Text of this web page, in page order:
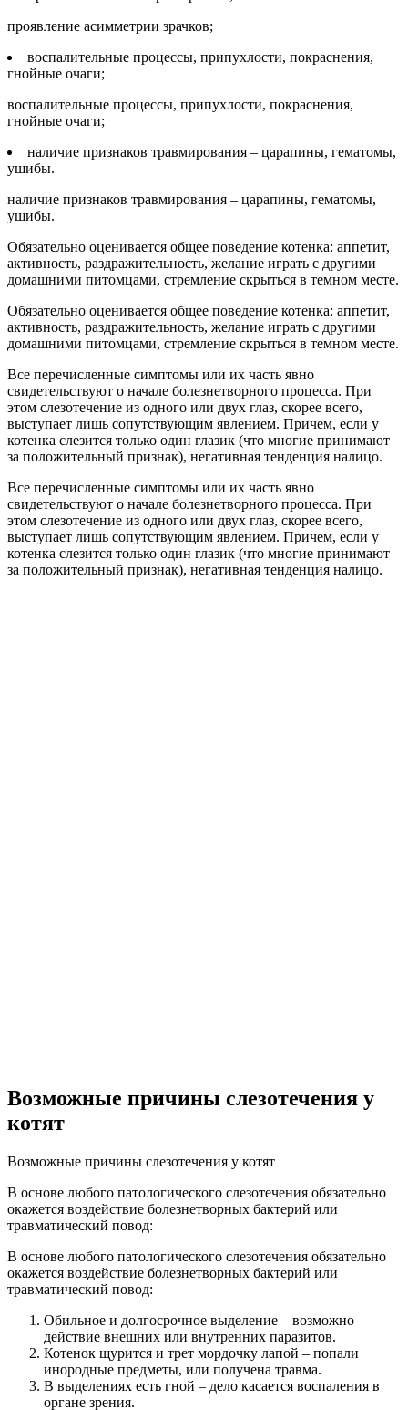
проявление асимметрии зрачков;
воспалительные процессы, припухлости, покраснения,
гнойные очаги;
воспалительные процессы, припухлости, покраснения,
гнойные очаги;
наличие признаков травмирования – царапины, гематомы,
ушибы.
наличие признаков травмирования – царапины, гематомы,
ушибы.
Обязательно оценивается общее поведение котенка: аппетит,
активность, раздражительность, желание играть с другими
домашними питомцами, стремление скрыться в темном месте.
Обязательно оценивается общее поведение котенка: аппетит,
активность, раздражительность, желание играть с другими
домашними питомцами, стремление скрыться в темном месте.
Все перечисленные симптомы или их часть явно
свидетельствуют о начале болезнетворного процесса. При
этом слезотечение из одного или двух глаз, скорее всего,
выступает лишь сопутствующим явлением. Причем, если у
котенка слезится только один глазик (что многие принимают
за положительный признак), негативная тенденция налицо.
Все перечисленные симптомы или их часть явно
свидетельствуют о начале болезнетворного процесса. При
этом слезотечение из одного или двух глаз, скорее всего,
выступает лишь сопутствующим явлением. Причем, если у
котенка слезится только один глазик (что многие принимают
за положительный признак), негативная тенденция налицо.
Возможные причины слезотечения у
котят
Возможные причины слезотечения у котят
В основе любого патологического слезотечения обязательно
окажется воздействие болезнетворных бактерий или
травматический повод:
В основе любого патологического слезотечения обязательно
окажется воздействие болезнетворных бактерий или
травматический повод:
Обильное и долгосрочное выделение – возможно
действие внешних или внутренних паразитов.
Котенок щурится и трет мордочку лапой – попали
инородные предметы, или получена травма.
В выделениях есть гной – дело касается воспаления в
органе зрения.